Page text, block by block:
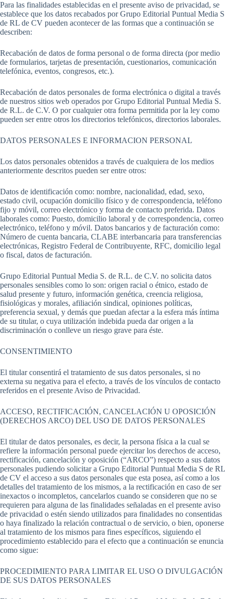
Para las finalidades establecidas en el presente aviso de privacidad, se
establece que los datos recabados por Grupo Editorial Puntual Media S
de RL de CV pueden acontecer de las formas que a continuación se
describen:
Recabación de datos de forma personal o de forma directa (por medio
de formularios, tarjetas de presentación, cuestionarios, comunicación
telefónica, eventos, congresos, etc.).
Recabación de datos personales de forma electrónica o digital a través
de nuestros sitios web operados por Grupo Editorial Puntual Media S.
de R.L. de C.V. O por cualquier otra forma permitida por la ley como
pueden ser entre otros los directorios telefónicos, directorios laborales.
DATOS PERSONALES E INFORMACION PERSONAL
Los datos personales obtenidos a través de cualquiera de los medios
anteriormente descritos pueden ser entre otros:
Datos de identificación como: nombre, nacionalidad, edad, sexo,
estado civil, ocupación domicilio físico y de correspondencia, teléfono
fijo y móvil, correo electrónico y forma de contacto preferida. Datos
laborales como: Puesto, domicilio laboral y de correspondencia, correo
electrónico, teléfono y móvil. Datos bancarios y de facturación como:
Número de cuenta bancaria, CLABE interbancaria para transferencias
electrónicas, Registro Federal de Contribuyente, RFC, domicilio legal
o fiscal, datos de facturación.
Grupo Editorial Puntual Media S. de R.L. de C.V. no solicita datos
personales sensibles como lo son: origen racial o étnico, estado de
salud presente y futuro, información genética, creencia religiosa,
fisiológicas y morales, afiliación sindical, opiniones políticas,
preferencia sexual, y demás que puedan afectar a la esfera más íntima
de su titular, o cuya utilización indebida pueda dar origen a la
discriminación o conlleve un riesgo grave para éste.
CONSENTIMIENTO
El titular consentirá el tratamiento de sus datos personales, si no
externa su negativa para el efecto, a través de los vínculos de contacto
referidos en el presente Aviso de Privacidad.
ACCESO, RECTIFICACIÓN, CANCELACIÓN U OPOSICIÓN
(DERECHOS ARCO) DEL USO DE DATOS PERSONALES
El titular de datos personales, es decir, la persona física a la cual se
refiere la información personal puede ejercitar los derechos de acceso,
rectificación, cancelación y oposición (“ARCO”) respecto a sus datos
personales pudiendo solicitar a Grupo Editorial Puntual Media S de RL
de CV el acceso a sus datos personales que esta posea, así como a los
detalles del tratamiento de los mismos, a la rectificación en caso de ser
inexactos o incompletos, cancelarlos cuando se consideren que no se
requieren para alguna de las finalidades señaladas en el presente aviso
de privacidad o estén siendo utilizados para finalidades no consentidas
o haya finalizado la relación contractual o de servicio, o bien, oponerse
al tratamiento de los mismos para fines específicos, siguiendo el
procedimiento establecido para el efecto que a continuación se enuncia
como sigue:
PROCEDIMIENTO PARA LIMITAR EL USO O DIVULGACIÓN
DE SUS DATOS PERSONALES